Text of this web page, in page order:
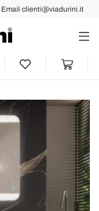
clienti@viadurini.it
Prec Succ
Base,
Made in